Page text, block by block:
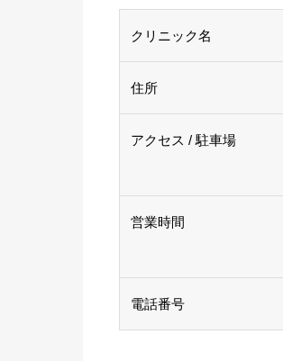
クリニック名
住所
アクセス / 駐車場
営業時間
電話番号